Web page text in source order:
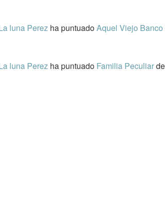
luna Perez ha puntuadoAquel Viejo Banco
luna Perez ha puntuado Familia Peculiarde